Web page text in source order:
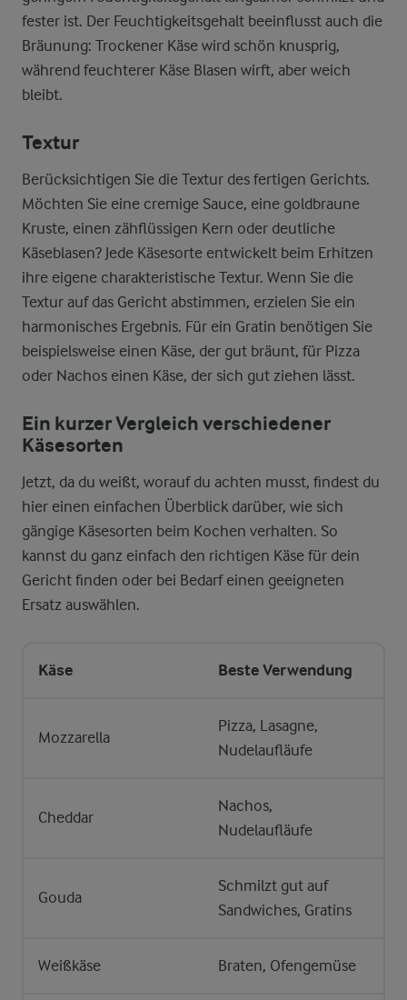
fester ist. Der Feuchtigkeitsgehalt beeinflusst auch die
Bräunung: Trockener Käse wird schön knusprig,
während feuchterer Käse Blasen wirft, aber weich
bleibt.
Textur
Berücksichtigen Sie die Textur des fertigen Gerichts.
Möchten Sie eine cremige Sauce, eine goldbraune
Kruste, einen zähflüssigen Kern oder deutliche
Käseblasen? Jede Käsesorte entwickelt beim Erhitzen
ihre eigene charakteristische Textur. Wenn Sie die
Textur auf das Gericht abstimmen, erzielen Sie ein
harmonisches Ergebnis. Für ein Gratin benötigen Sie
beispielsweise einen Käse, der gut bräunt, für Pizza
oder Nachos einen Käse, der sich gut ziehen lässt.
Ein kurzer Vergleich verschiedener
Käsesorten
Jetzt, da du weißt, worauf du achten musst, findest du
hier einen einfachen Überblick darüber, wie sich
gängige Käsesorten beim Kochen verhalten. So
kannst du ganz einfach den richtigen Käse für dein
Gericht finden oder bei Bedarf einen geeigneten
Ersatz auswählen.
Käse Beste Verwendung
Mozzarella
Pizza, Lasagne,
Nudelaufläufe
Cheddar
Nachos,
Nudelaufläufe
Gouda
Schmilzt gut auf
Sandwiches, Gratins
Weißkäse Braten, Ofengemüse